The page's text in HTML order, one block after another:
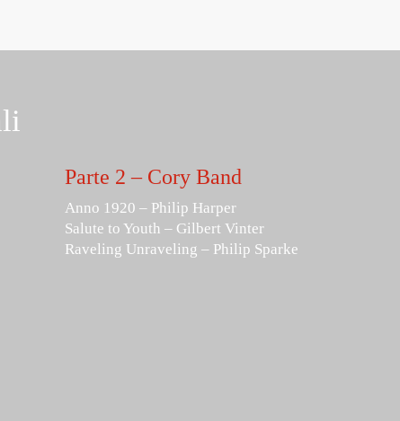
Parte 2 – Cory Band
Anno 1920 – Philip Harper
Salute to Youth – Gilbert Vinter
Raveling Unraveling – Philip Sparke